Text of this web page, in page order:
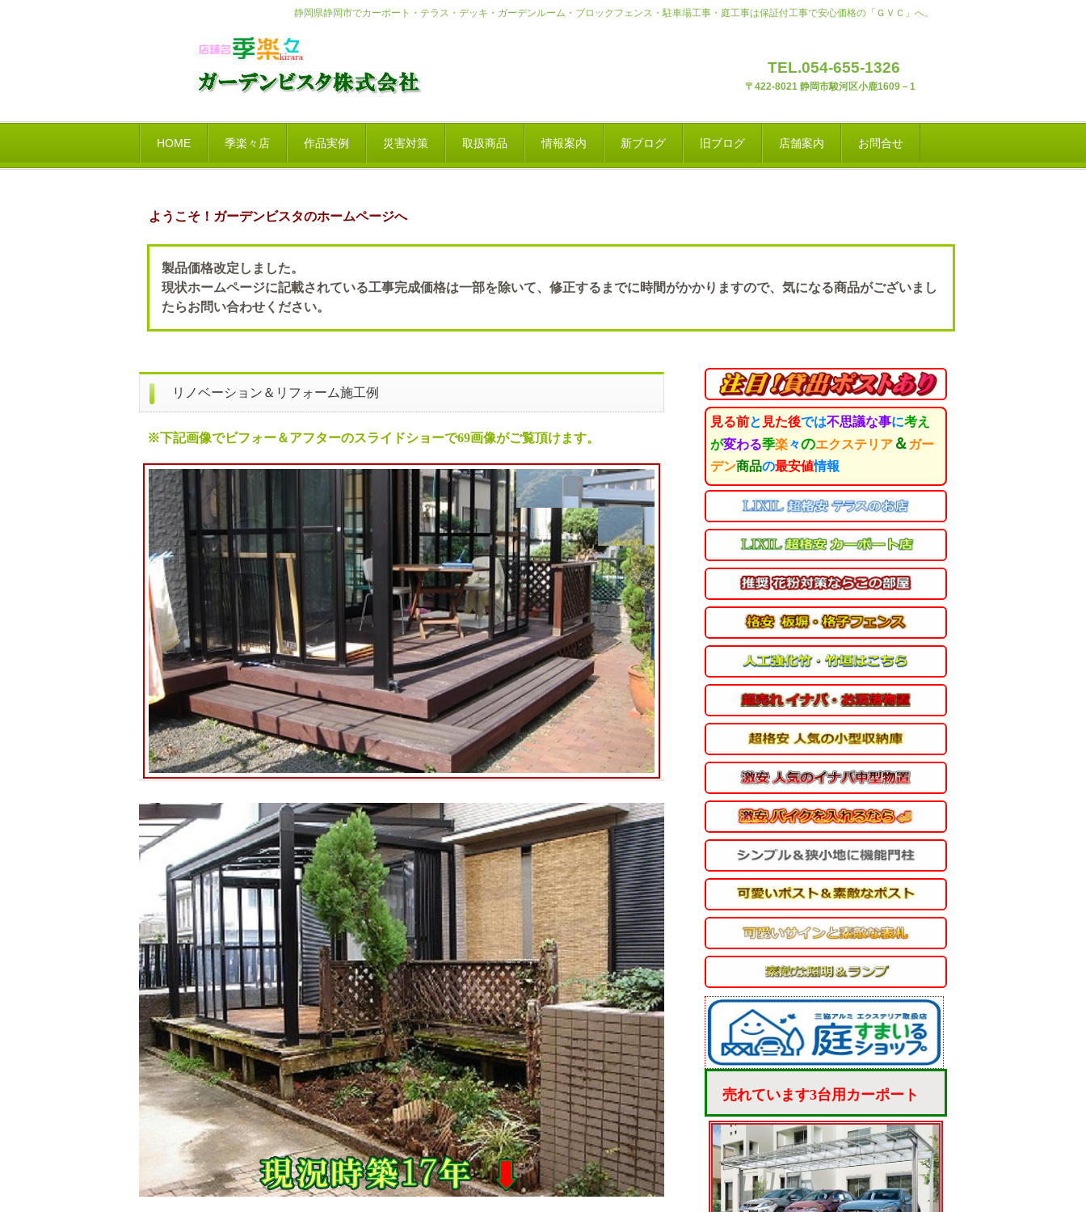
静岡県静岡市でカーポート・テラス・デッキ・ガーデンルーム・ブロックフェンス・駐車場工事・庭工事は保証付工事で安心価格の「ＧＶＣ」へ。
TEL.054-655-1326
〒422-8021 静岡市駿河区小鹿1609－1
HOME 季楽々店 作品実例 災害対策 取扱商品 情報案内 新ブログ 旧ブログ 店舗案内 お問合せ
ようこそ！ガーデンビスタのホームページへ
製品価格改定しました。
現状ホームページに記載されている工事完成価格は一部を除いて、修正するまでに時間がかかりますので、気になる商品がございまし
たらお問い合わせください。
リノベーション＆リフォーム施工例
※下記画像でビフォー＆アフターのスライドショーで69画像がご覧頂けます。
見る前と 見た後では不思議な事に考え
が変わる季楽々のエクステリア ＆ ガー
デン商品の最安値情報
売れています3台用カーポート